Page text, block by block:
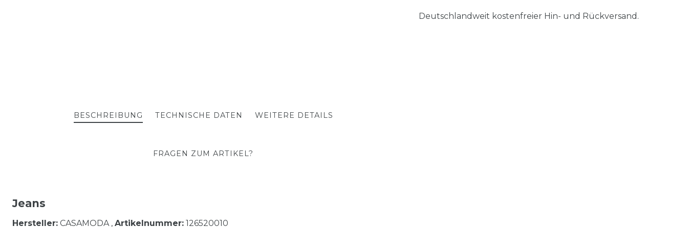
Deutschlandweit kostenfreier Hin- und Rückversand.
BESCHREIBUNG TECHNISCHE DATEN WEITERE DETAILS
FRAGEN ZUM ARTIKEL?
Jeans
Hersteller: CASAMODA , Artikelnummer: 126520010